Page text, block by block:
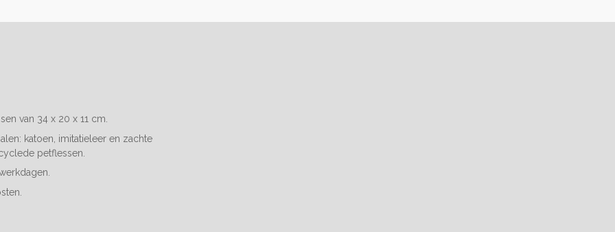
van 34 x 20 x 11 cm.
katoen, imitatieleer en zachte
petflessen.